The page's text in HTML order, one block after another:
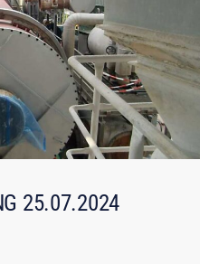
25.07.2024